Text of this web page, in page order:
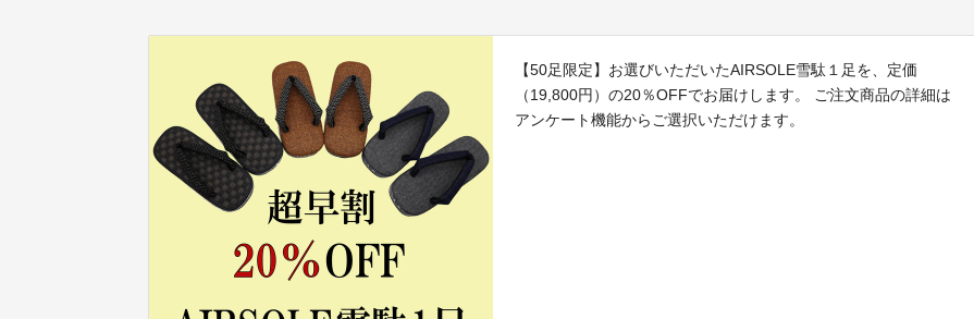
【50足限定】お選びいただいたAIRSOLE雪駄１足を、定価
（19,800円）の20％OFFでお届けします。 ご注文商品の詳細は
アンケート機能からご選択いただけます。